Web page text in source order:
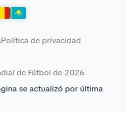
Política de privacidad
de Fútbol de 2026
se actualizó por última